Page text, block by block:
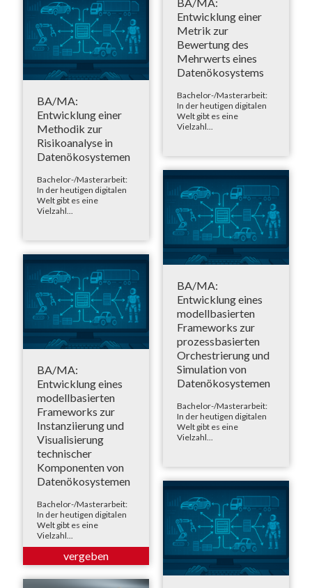
Entwicklung einer
Metrik zur
Bewertung des
Mehrwerts eines
Datenökosystems
Bachelor-/Masterarbeit:
In der heutigen digitalen
Welt gibt es eine
Vielzahl...
BA/MA:
Entwicklung einer
Methodik zur
Risikoanalyse in
Datenökosystemen
Bachelor-/Masterarbeit:
In der heutigen digitalen
Welt gibt es eine
Vielzahl...
BA/MA:
Entwicklung eines
modellbasierten
Frameworks zur
prozessbasierten
Orchestrierung und
Simulation von
Datenökosystemen
Bachelor-/Masterarbeit:
In der heutigen digitalen
Welt gibt es eine
Vielzahl...
BA/MA:
Entwicklung eines
modellbasierten
Frameworks zur
Instanziierung und
Visualisierung
technischer
Komponenten von
Datenökosystemen
Bachelor-/Masterarbeit:
In der heutigen digitalen
Welt gibt es eine
Vielzahl...